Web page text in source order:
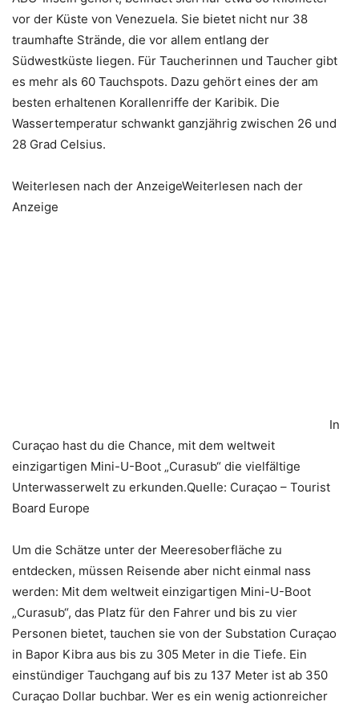
vor der Küste von Venezuela. Sie bietet nicht nur 38
traumhafte Strände, die vor allem entlang der
Südwestküste liegen. Für Taucherinnen und Taucher gibt
es mehr als 60 Tauchspots. Dazu gehört eines der am
besten erhaltenen Korallenriffe der Karibik. Die
Wassertemperatur schwankt ganzjährig zwischen 26 und
28 Grad Celsius.
Weiterlesen nach der AnzeigeWeiterlesen nach der
Anzeige
In
Curaçao hast du die Chance, mit dem weltweit
einzigartigen Mini-U-Boot „Curasub“ die vielfältige
Unterwasserwelt zu erkunden.Quelle: Curaçao – Tourist
Board Europe
Um die Schätze unter der Meeresoberfläche zu
entdecken, müssen Reisende aber nicht einmal nass
werden: Mit dem weltweit einzigartigen Mini-U-Boot
„Curasub“, das Platz für den Fahrer und bis zu vier
Personen bietet, tauchen sie von der Substation Curaçao
in Bapor Kibra aus bis zu 305 Meter in die Tiefe. Ein
einstündiger Tauchgang auf bis zu 137 Meter ist ab 350
Curaçao Dollar buchbar. Wer es ein wenig actionreicher